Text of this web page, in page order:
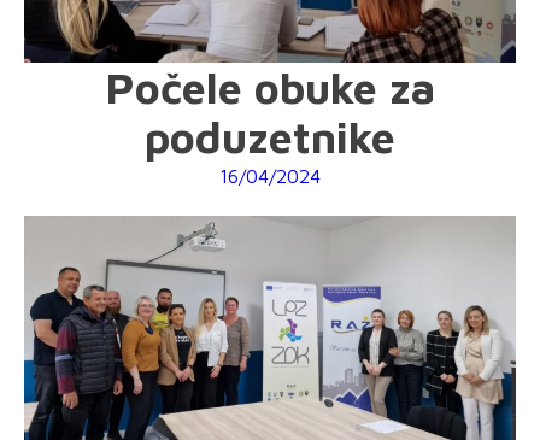
Počele obuke za
poduzetnike
16/04/2024